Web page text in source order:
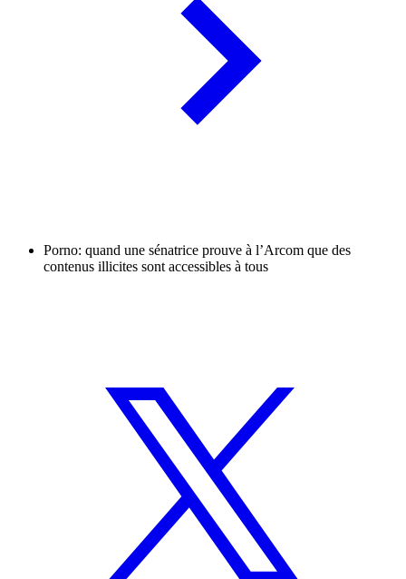
Porno: quand une sénatrice prouve à l’Arcom que des
contenus illicites sont accessibles à tous